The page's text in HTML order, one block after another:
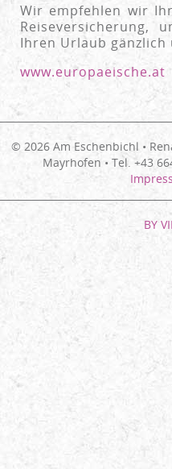
Wir empfehlen wir
Reiseversicherung,
Ihren Urlaub
www.europaeische.at
© 2026 Am Eschenbichl •
Mayrhofen • Tel. +43
BY